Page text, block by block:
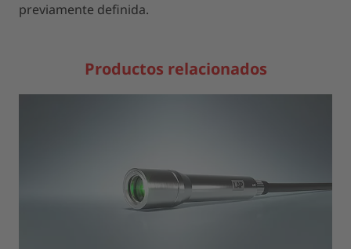
previamente definida.
Productos relacionados